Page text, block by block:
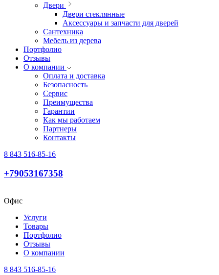
Двери
Двери стеклянные
Аксессуары и запчасти для дверей
Сантехника
Мебель из дерева
Портфолио
Отзывы
О компании
Оплата и доставка
Безопасность
Сервис
Преимущества
Гарантии
Как мы работаем
Партнеры
Контакты
8 843 516-85-16
+79053167358
Офис
Услуги
Товары
Портфолио
Отзывы
О компании
8 843 516-85-16